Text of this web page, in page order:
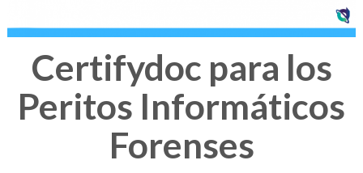
Certifydoc para los
Peritos Informáticos
Forenses